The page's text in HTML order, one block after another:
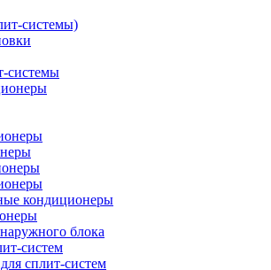
системы)
системы
кондиционеры
блока
систем
сплит-систем